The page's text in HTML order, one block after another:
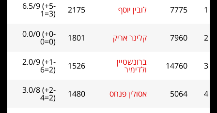
לובין יוסף 2175
6.5/9 (+5-
קלינר אריק 1801
0.0/0 (+0-
ברונשטיין
ולדימיר 1526
2.0/9 (+1-
אסולין פנחס 1480
3.0/8 (+2-